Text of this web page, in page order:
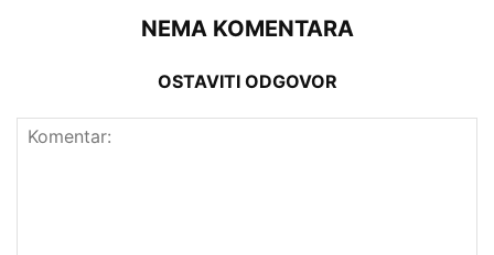
NEMA KOMENTARA
OSTAVITI ODGOVOR